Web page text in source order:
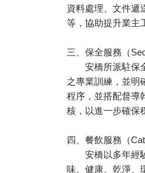
資料處理、文件遞
等，協助提升業主
三、保全服務（
安橋所派駐保全
之專業訓練，並明
程序，並搭配督導
核，以進一步確保
四、餐飲服務（
安橋以多年經驗
味、健康、乾淨、